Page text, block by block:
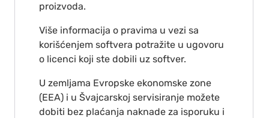
proizvoda.
Više informacija o pravima u vezi sa
korišćenjem softvera potražite u ugovoru
o licenci koji ste dobili uz softver.
U zemljama Evropske ekonomske zone
(EEA) i u Švajcarskoj servisiranje možete
dobiti bez plaćanja naknade za isporuku i